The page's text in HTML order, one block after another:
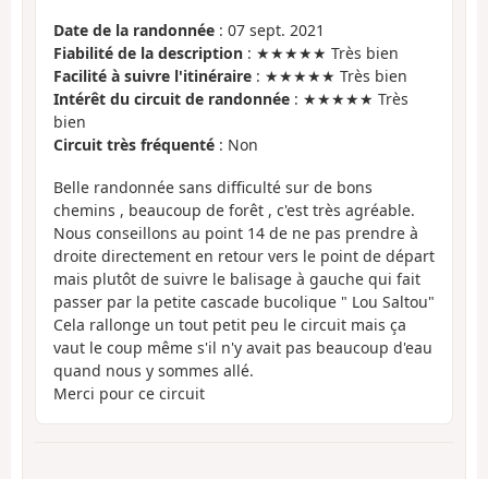
Date de la randonnée : 07 sept. 2021
Fiabilité de la description : ★★★★★ Très bien
Facilité à suivre l'itinéraire : ★★★★★ Très bien
Intérêt du circuit de randonnée : ★★★★★ Très
bien
Circuit très fréquenté : Non
Belle randonnée sans difficulté sur de bons
chemins , beaucoup de forêt , c'est très agréable.
Nous conseillons au point 14 de ne pas prendre à
droite directement en retour vers le point de départ
mais plutôt de suivre le balisage à gauche qui fait
passer par la petite cascade bucolique " Lou Saltou"
Cela rallonge un tout petit peu le circuit mais ça
vaut le coup même s'il n'y avait pas beaucoup d'eau
quand nous y sommes allé.
Merci pour ce circuit